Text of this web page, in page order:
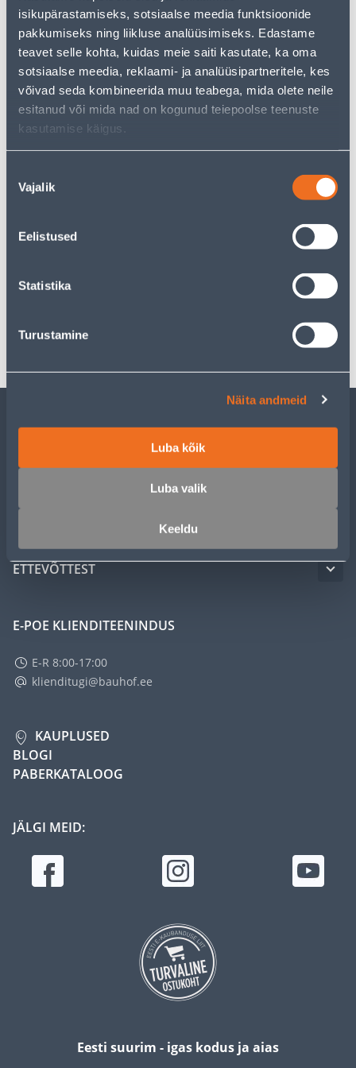
isikupärastamiseks, sotsiaalse meedia funktsioonide
pakkumiseks ning liikluse analüüsimiseks. Edastame
teavet selle kohta, kuidas meie saiti kasutate, ka oma
sotsiaalse meedia, reklaami- ja analüüsipartneritele, kes
võivad seda kombineerida muu teabega, mida olete neile
esitanud või mida nad on kogunud teiepoolse teenuste
kasutamise käigus.
valik
Vajalik
Eelistused
Statistika
Turustamine
Näita andmeid
Luba kõik
Luba valik
Keeldu
Teie ostlemisrõõm ei pea aga siin lõppema - oma
uurimistööd saate jätkata, naastesavalehelevõi
kasutades meie võimsat otsingufunktsiooni, et leida
veelgi meelepärasemad valikuid. Head ostlemist!
• 14-päevane tagastusõigus.
• HANKIJA LAOST TELLITAV TOODE
Spetsifikatsioon
Transport
ETTEVÕTTEST
E-POE KLIENDITEENINDUS
E-R 8:00-17:00
klienditugi@bauhof.ee
KAUPLUSED
BLOGI
PABERKATALOOG
JÄLGI MEID:
Eesti suurim - igas kodus ja aias